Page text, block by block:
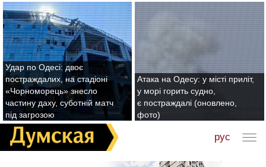
Удар по Одесі: двоє
постраждалих, на стадіоні
«Чорноморець» знесло
частину даху, суботній матч
під загрозою
Атака на Одесу: у місті приліт,
у морі горить судно,
є постраждалі (оновлено,
фото)
рус